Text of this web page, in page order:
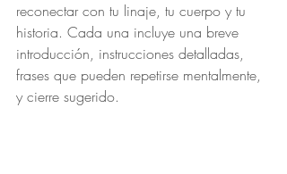
reconectar con tu linaje, tu cuerpo y tu
historia. Cada una incluye una breve
introducción, instrucciones detalladas,
frases que pueden repetirse mentalmente,
y cierre sugerido.